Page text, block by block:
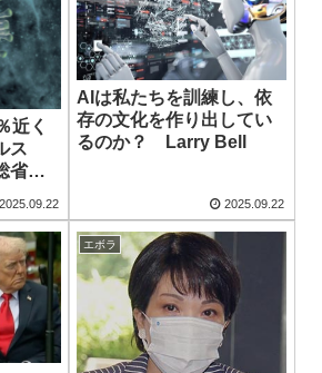
近く
ス
省が
える
2025.09.22
AIは私たちを訓練し、依
存の文化を作り出してい
るのか？ Larry Bell
2025.09.22
エボラ